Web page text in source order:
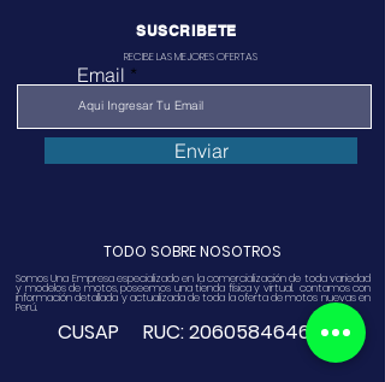
SUSCRIBETE
RECIBE LAS MEJORES OFERTAS
Email
Enviar
TODO SOBRE NOSOTROS
Somos Una Empresa especializado en la comercialización de toda variedad
y modelos de motos, poseemos una tienda física y virtual. contamos con
información detallada y actualizada de toda la oferta de motos nuevas en
Perú.
CUSAP RUC:20605846468